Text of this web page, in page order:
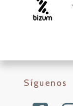
Síguenos